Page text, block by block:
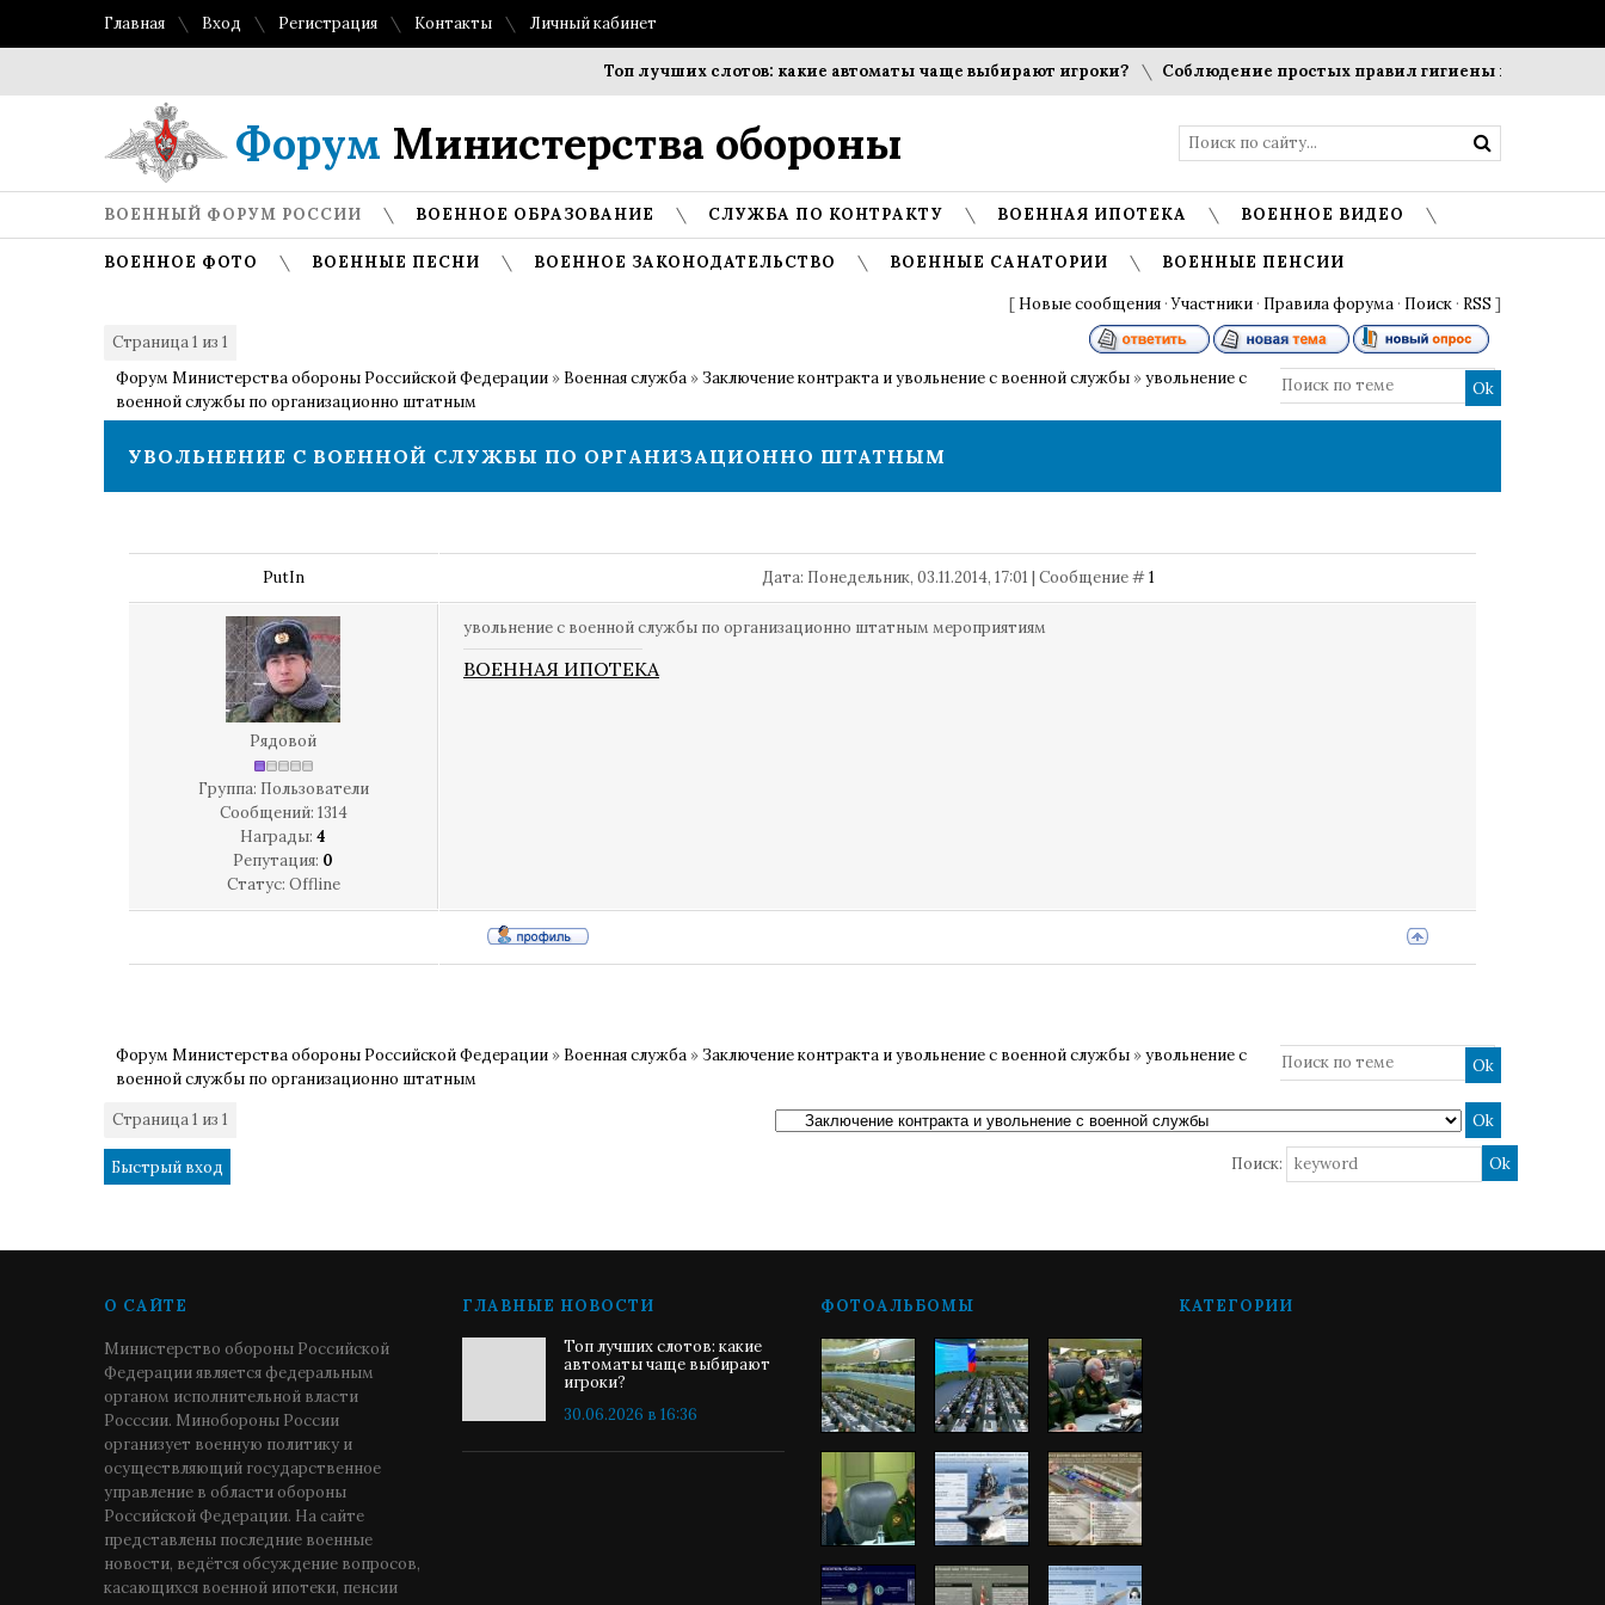
Главная Вход Регистрация Контакты Личный кабинет
Топ лучших слотов: какие автоматы чаще выбирают игроки? Соблюдение простых правил гигиены помогает
Форум Министерства обороны
ВОЕННЫЙ ФОРУМ РОССИИ ВОЕННОЕ ОБРАЗОВАНИЕ СЛУЖБА ПО КОНТРАКТУ ВОЕННАЯ ИПОТЕКА ВОЕННОЕ ВИДЕО
ВОЕННОЕ ФОТО ВОЕННЫЕ ПЕСНИ ВОЕННОЕ ЗАКОНОДАТЕЛЬСТВО ВОЕННЫЕ САНАТОРИИ ВОЕННЫЕ ПЕНСИИ
[ Новые сообщения ·Участники · Правила форума · Поиск · RSS ]
Страница1 из 1
Форум Министерства обороны Российской Федерации » Военная служба » Заключение контракта и увольнение с военной службы »увольнение с
военной службы по организационно штатным
УВОЛЬНЕНИЕ С ВОЕННОЙ СЛУЖБЫ ПО ОРГАНИЗАЦИОННО ШТАТНЫМ
PutIn Дата: Понедельник, 03.11.2014, 17:01 | Сообщение #1
Рядовой
Группа: Пользователи
Сообщений: 1314
Награды: 4
Репутация: 0
Статус: Offline
увольнение с военной службы по организационно штатным мероприятиям
ВОЕННАЯ ИПОТЕКА
Форум Министерства обороны Российской Федерации » Военная служба » Заключение контракта и увольнение с военной службы »увольнение с
военной службы по организационно штатным
Страница1 из 1
Поиск:
О САЙТЕ
Министерство обороны Российской
Федерации является федеральным
органом исполнительной власти
Росссии. Минобороны России
организует военную политику и
осуществляющий государственное
управление в области обороны
Российской Федерации. На сайте
представлены последние военные
новости, ведётся обсуждение вопросов,
касающихся военной ипотеки, пенсии
ГЛАВНЫЕ НОВОСТИ
Топ лучших слотов: какие
автоматы чаще выбирают
игроки?
30.06.2026 в 16:36
ФОТОАЛЬБОМЫ КАТЕГОРИИ